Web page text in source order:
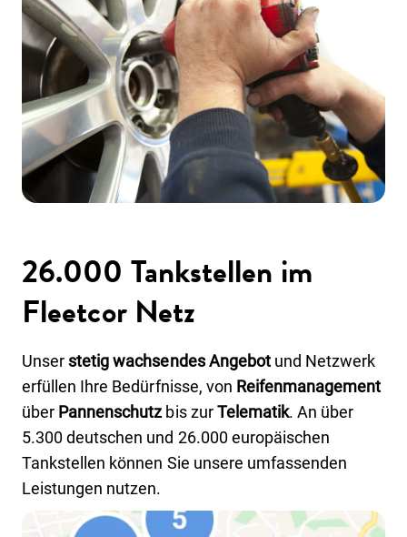
26.000 Tankstellen im
Fleetcor Netz
Unserstetig wachsendes Angebotund Netzwerk
erfüllen Ihre Bedürfnisse, von Reifenmanagement
über Pannenschutz bis zurTelematik. An über
5.300 deutschen und 26.000 europäischen
Tankstellen können Sie unsere umfassenden
Leistungen nutzen.